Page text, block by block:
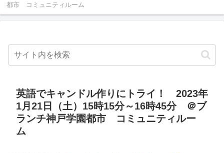
都市 コミュニティルーム
英語でキャンドル作りにトライ！ 2023年
1月21日（土）15時15分～16時45分 ＠ブ
ランチ神戸学園都市 コミュニティルー
ム